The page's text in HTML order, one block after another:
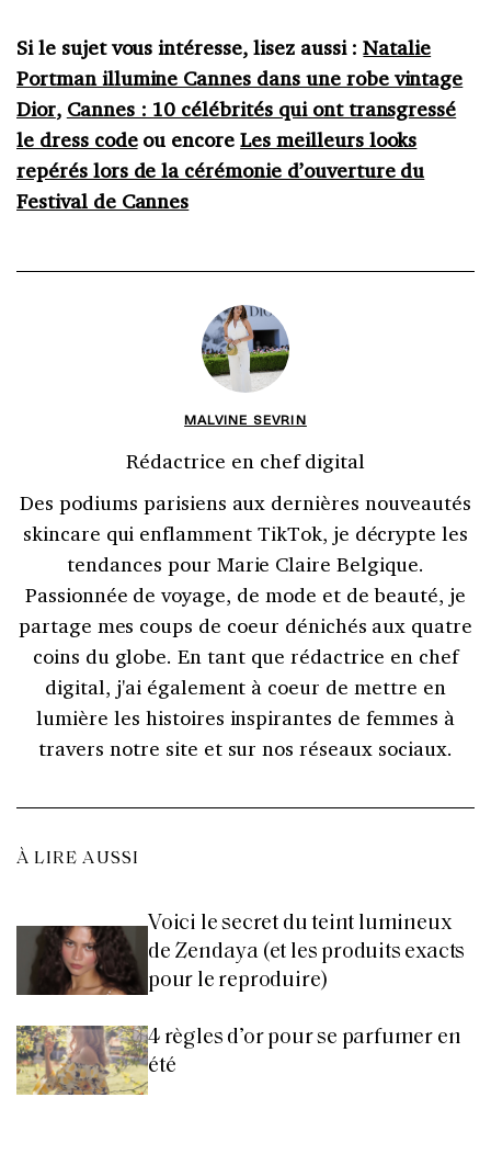
Si le sujet vous intéresse, lisez aussi :Natalie
Portman illumine Cannes dans une robe vintage
Dior, Cannes : 10 célébrités qui ont transgressé
le dress codeou encoreLes meilleurs looks
repérés lors de la cérémonie d’ouverture du
Festival de Cannes
MALVINE SEVRIN
Rédactrice en chef digital
Des podiums parisiens aux dernières nouveautés
skincare qui enflamment TikTok, je décrypte les
tendances pour Marie Claire Belgique.
Passionnée de voyage, de mode et de beauté, je
partage mes coups de coeur dénichés aux quatre
coins du globe. En tant que rédactrice en chef
digital, j'ai également à coeur de mettre en
lumière les histoires inspirantes de femmes à
travers notre site et sur nos réseaux sociaux.
À LIRE AUSSI
Voici le secret du teint lumineux
de Zendaya (et les produits exacts
pour le reproduire)
4 règles d’or pour se parfumer en
été